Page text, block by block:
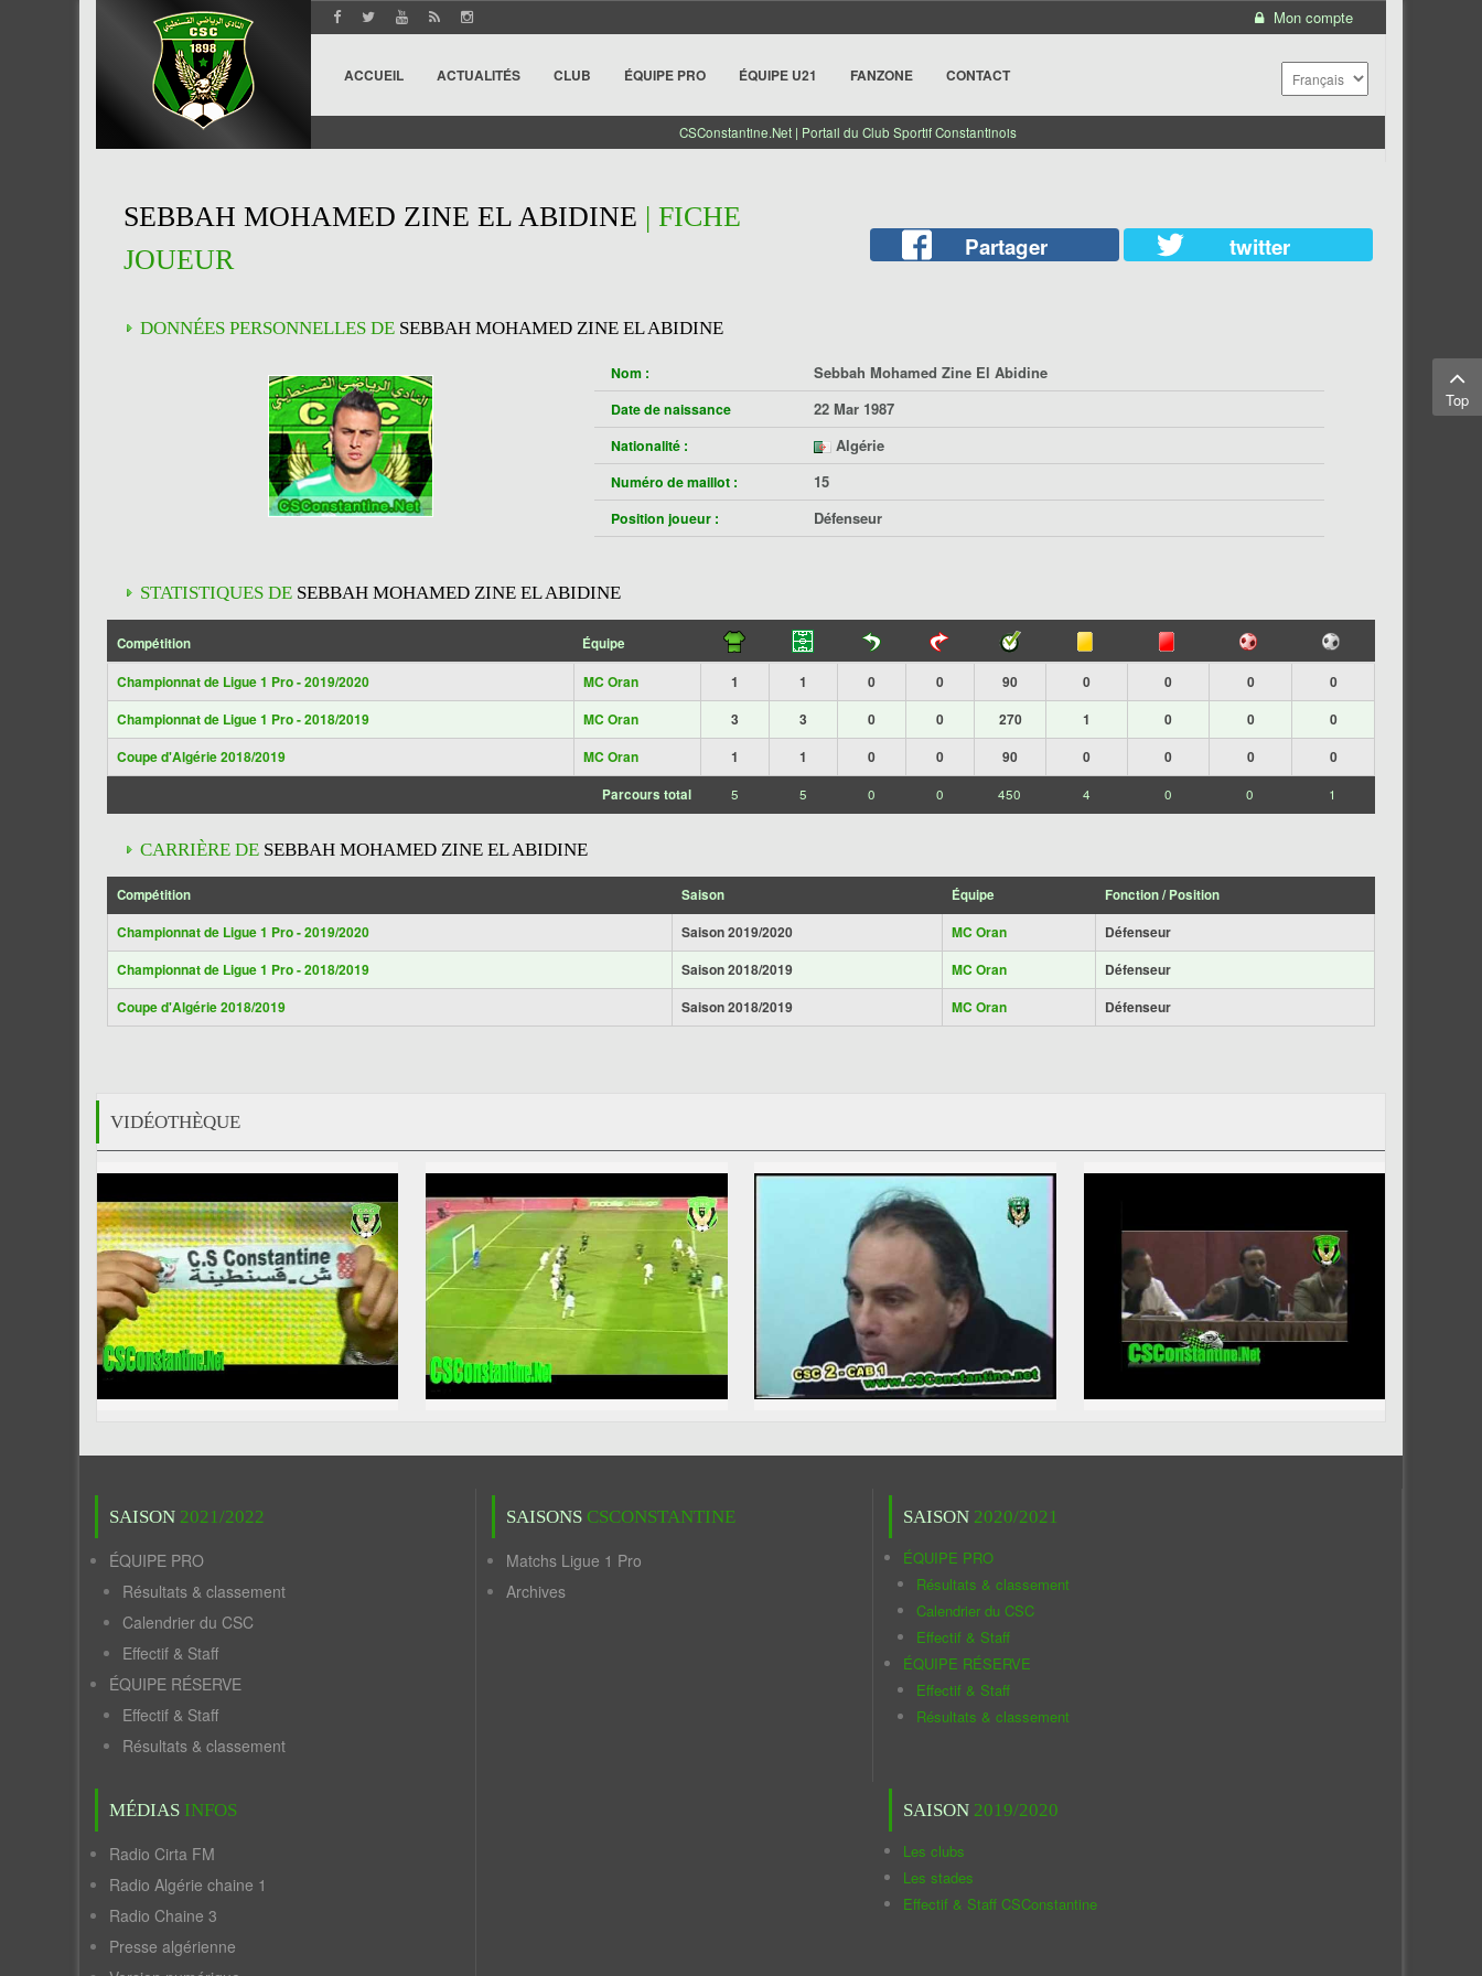
Mon compte
ACCUEIL ACTUALITÉS CLUB ÉQUIPE PRO ÉQUIPE U21 FANZONE CONTACT
CSConstantine.Net | Portail du Club Sportif Constantinois
SEBBAH MOHAMED ZINE EL ABIDINE | FICHE
JOUEUR
Partager twitter
DONNÉES PERSONNELLES DE SEBBAH MOHAMED ZINE EL ABIDINE
Nom : Sebbah Mohamed Zine El Abidine
Date de naissance 22 Mar 1987
Nationalité : Algérie
Numéro de maillot : 15
Position joueur : Défenseur
STATISTIQUES DE SEBBAH MOHAMED ZINE EL ABIDINE
Compétition Équipe
Championnat de Ligue 1 Pro - 2019/2020 MC Oran 1 1 0 0 90 0 0 0
0
Championnat de Ligue 1 Pro - 2018/2019
MC Oran 3 3 0 0 270 1 0 0
0
Coupe d'Algérie 2018/2019
MC Oran 1 1 0 0 90 0 0 0 0
Parcours total 5 5 0 0 450 4 0 0 1
CARRIÈRE DE SEBBAH MOHAMED ZINE EL ABIDINE
Compétition Saison Équipe Fonction / Position
Championnat de Ligue 1 Pro - 2019/2020 Saison 2019/2020 MC Oran
Défenseur
Championnat de Ligue 1 Pro - 2018/2019
Saison 2018/2019 MC Oran
Défenseur
Coupe d'Algérie 2018/2019
Saison 2018/2019 MC Oran Défenseur
VIDÉOTHÈQUE
SAISON 2021/2022
ÉQUIPE PRO
Résultats & classement
Calendrier du CSC
Effectif & Staff
ÉQUIPE RÉSERVE
Effectif & Staff
Résultats & classement
MÉDIAS INFOS
Radio Cirta FM
Radio Algérie chaine 1
Radio Chaine 3
Presse algérienne
SAISONS CSCONSTANTINE
Matchs Ligue 1 Pro
Archives
SAISON 2020/2021
ÉQUIPE PRO
Résultats & classement
Calendrier du CSC
Effectif & Staff
ÉQUIPE RÉSERVE
Effectif & Staff
Résultats & classement
SAISON 2019/2020
Les clubs
Les stades
Effectif & Staff CSConstantine
Top